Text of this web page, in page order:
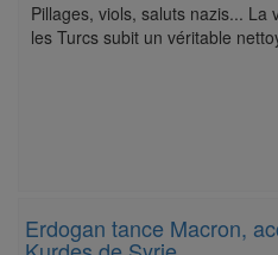
Pillages, viols, saluts nazis...
les Turcs subit un véritable
Erdogan tance Macron,